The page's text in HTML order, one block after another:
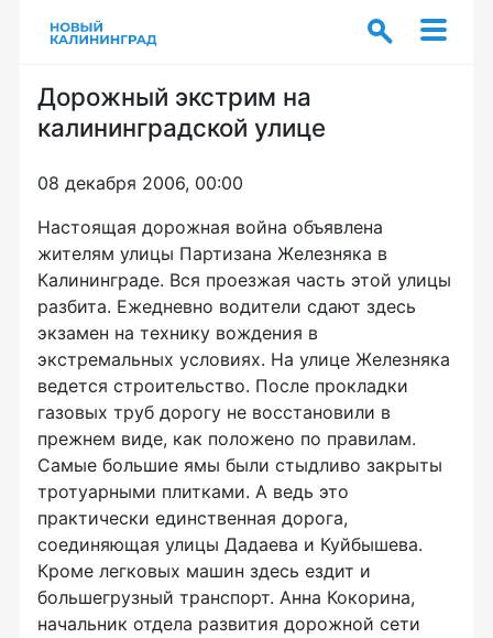
Дорожный экстрим на
калининградской улице
08 декабря 2006, 00:00
Настоящая дорожная война объявлена
жителям улицы Партизана Железняка в
Калининграде. Вся проезжая часть этой улицы
разбита. Ежедневно водители сдают здесь
экзамен на технику вождения в
экстремальных условиях. На улице Железняка
ведется строительство. После прокладки
газовых труб дорогу не восстановили в
прежнем виде, как положено по правилам.
Самые большие ямы были стыдливо закрыты
тротуарными плитками. А ведь это
практически единственная дорога,
соединяющая улицы Дадаева и Куйбышева.
Кроме легковых машин здесь ездит и
большегрузный транспорт. Анна Кокорина,
начальник отдела развития дорожной сети